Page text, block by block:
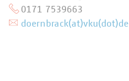
0171 7539663
doernbrack(at)vku(dot)de